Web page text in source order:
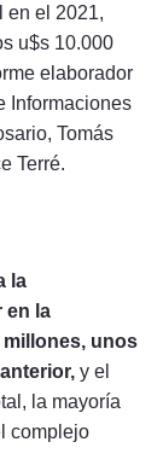
en el 2021,
u$s 10.000
elaborador
Informaciones
Tomás
Terré.
la
en la
millones, unos
y el
la mayoría
complejo